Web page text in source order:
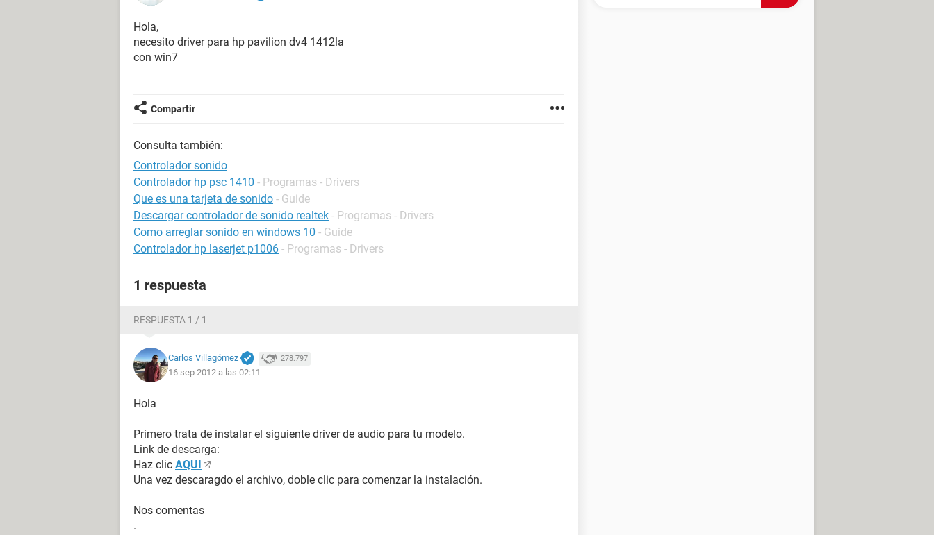
Hola,
necesito driver para hp pavilion dv4 1412la
con win7
Compartir
Consulta también:
Controlador sonido
Controlador hp psc 1410 - Programas - Drivers
Que es una tarjeta de sonido - Guide
Descargar controlador de sonido realtek - Programas - Drivers
Como arreglar sonido en windows 10 - Guide
Controlador hp laserjet p1006 - Programas - Drivers
1 respuesta
RESPUESTA 1 / 1
Carlos Villagómez 278.797
16 sep 2012 a las 02:11
Hola
Primero trata de instalar el siguiente driver de audio para tu modelo.
Link de descarga:
Haz clic AQUI
Una vez descaragdo el archivo, doble clic para comenzar la instalación.
Nos comentas
.